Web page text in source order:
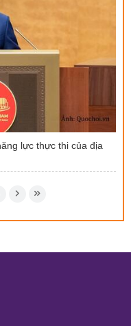
lực thực thi của địa